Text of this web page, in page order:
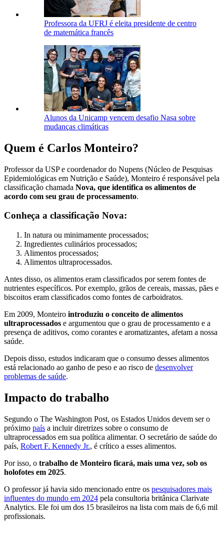
Professora da UFRJ é eleita presidente de centro
de matemática francês
Alunos da Unicamp vencem desafio Nasa sobre
mudanças climáticas
Quem é Carlos Monteiro?
Professor da USP e coordenador do Nupens (Núcleo de Pesquisas
Epidemiológicas em Nutrição e Saúde), Monteiro é responsável pela
classificação chamada Nova, que identifica os alimentos de
acordo com seu grau de processamento.
Conheça a classificação Nova:
In natura ou minimamente processados;
Ingredientes culinários processados;
Alimentos processados;
Alimentos ultraprocessados.
Antes disso, os alimentos eram classificados por serem fontes de
nutrientes específicos. Por exemplo, grãos de cereais, massas, pães e
biscoitos eram classificados como fontes de carboidratos.
Em 2009, Monteiro introduziu o conceito de alimentos
ultraprocessados e argumentou que o grau de processamento e a
presença de aditivos, como corantes e aromatizantes, afetam a nossa
saúde.
Depois disso, estudos indicaram que o consumo desses alimentos
está relacionado ao ganho de peso e ao risco de desenvolver
problemas de saúde.
Impacto do trabalho
Segundo o The Washington Post, os Estados Unidos devem ser o
próximo país a incluir diretrizes sobre o consumo de
ultraprocessados em sua política alimentar. O secretário de saúde do
país, Robert F. Kennedy Jr., é crítico a esses alimentos.
Por isso, o trabalho de Monteiro ficará, mais uma vez, sob os
holofotes em 2025.
O professor já havia sido mencionado entre os pesquisadores mais
influentes do mundo em 2024 pela consultoria britânica Clarivate
Analytics. Ele foi um dos 15 brasileiros na lista com mais de 6,6 mil
profissionais.